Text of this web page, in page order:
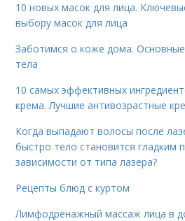
10 новых масок для лица.
выбору масок для лица
Заботимся о коже дома.
тела
10 самых эффективных
крема. Лучшие антивозрастные
Когда выпадают волосы после
быстро тело становится гладким
зависимости от типа лазера?
Рецепты блюд с куртом
Лимфодренажный массаж лица в